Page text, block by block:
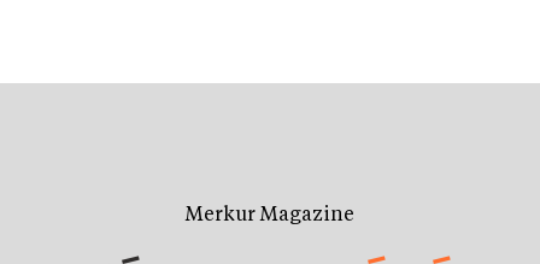
Merkur Magazine